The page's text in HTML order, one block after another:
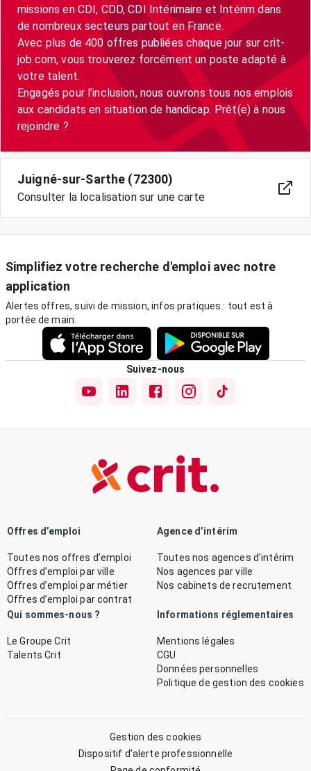
missions en CDI, CDD, CDI Intérimaire et Intérim dans
de nombreux secteurs partout en France.
Avec plus de 400 offres publiées chaque jour sur crit-
job.com, vous trouverez forcément un poste adapté à
votre talent.
Engagés pour l’inclusion, nous ouvrons tous nos emplois
aux candidats en situation de handicap. Prêt(e) à nous
Juigné-sur-Sarthe (72300)
Consulter la localisation sur une carte
Simplifiez votre recherche d'emploi avec notre
application
Alertes offres, suivi de mission, infos pratiques : tout est à
portée de main.
Suivez-nous
Offres d’emploi
Toutes nos offres d’emploi
Offres d’emploi par ville
Offres d’emploi par métier
Offres d’emploi par contrat
Agence d’intérim
Toutes nos agences d’intérim
Nos agences par ville
Nos cabinets de recrutement
Qui sommes-nous ?
Le Groupe Crit
Talents Crit
Informations réglementaires
Mentions légales
CGU
Données personnelles
Politique de gestion des cookies
Gestion des cookies
Dispositif d’alerte professionnelle